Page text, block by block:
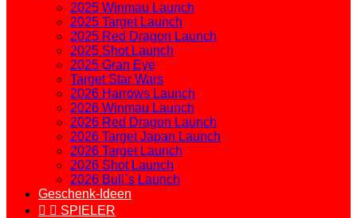
2025 Winmau Launch
2025 Target Launch
2025 Red Dragon Launch
2025 Shot Launch
2025 Gran Eye
Target Star Wars
2026 Harrows Launch
2026 Winmau Launch
2026 Red Dragon Launch
2026 Target Japan Launch
2026 Target Launch
2026 Shot Launch
2026 Bull`s Launch
Geschenk-Ideen
  SPIELER